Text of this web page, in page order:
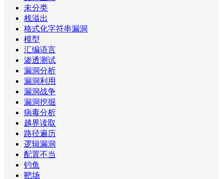
未分类
栈溢出
格式化字符串漏洞
模型
汇编语言
渗透测试
漏洞分析
漏洞利用
漏洞战争
漏洞挖掘
病毒分析
越界读取
路径遍历
逻辑漏洞
配置不当
钓鱼
靶场